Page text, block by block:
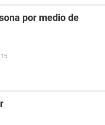
por medio de